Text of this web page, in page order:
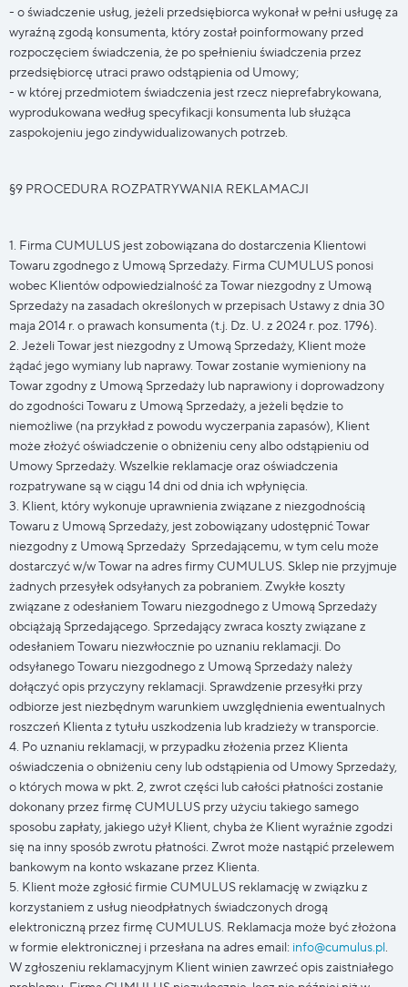
- o świadczenie usług, jeżeli przedsiębiorca wykonał w pełni usługę za
wyraźną zgodą konsumenta, który został poinformowany przed
rozpoczęciem świadczenia, że po spełnieniu świadczenia przez
przedsiębiorcę utraci prawo odstąpienia od Umowy;
- w której przedmiotem świadczenia jest rzecz nieprefabrykowana,
wyprodukowana według specyfikacji konsumenta lub służąca
zaspokojeniu jego zindywidualizowanych potrzeb.
§9 PROCEDURA ROZPATRYWANIA REKLAMACJI
1. Firma CUMULUS jest zobowiązana do dostarczenia Klientowi
Towaru zgodnego z Umową Sprzedaży. Firma CUMULUS ponosi
wobec Klientów odpowiedzialność za Towar niezgodny z Umową
Sprzedaży na zasadach określonych w przepisach Ustawy z dnia 30
maja 2014 r. o prawach konsumenta (t.j. Dz. U. z 2024 r. poz. 1796).
2. Jeżeli Towar jest niezgodny z Umową Sprzedaży, Klient może
żądać jego wymiany lub naprawy. Towar zostanie wymieniony na
Towar zgodny z Umową Sprzedaży lub naprawiony i doprowadzony
do zgodności Towaru z Umową Sprzedaży, a jeżeli będzie to
niemożliwe (na przykład z powodu wyczerpania zapasów), Klient
może złożyć oświadczenie o obniżeniu ceny albo odstąpieniu od
Umowy Sprzedaży. Wszelkie reklamacje oraz oświadczenia
rozpatrywane są w ciągu 14 dni od dnia ich wpłynięcia.
3. Klient, który wykonuje uprawnienia związane z niezgodnością
Towaru z Umową Sprzedaży, jest zobowiązany udostępnić Towar
niezgodny z Umową Sprzedaży Sprzedającemu, w tym celu może
dostarczyć w/w Towar na adres firmy CUMULUS. Sklep nie przyjmuje
żadnych przesyłek odsyłanych za pobraniem. Zwykłe koszty
związane z odesłaniem Towaru niezgodnego z Umową Sprzedaży
obciążają Sprzedającego. Sprzedający zwraca koszty związane z
odesłaniem Towaru niezwłocznie po uznaniu reklamacji. Do
odsyłanego Towaru niezgodnego z Umową Sprzedaży należy
dołączyć opis przyczyny reklamacji. Sprawdzenie przesyłki przy
odbiorze jest niezbędnym warunkiem uwzględnienia ewentualnych
roszczeń Klienta z tytułu uszkodzenia lub kradzieży w transporcie.
4. Po uznaniu reklamacji, w przypadku złożenia przez Klienta
oświadczenia o obniżeniu ceny lub odstąpienia od Umowy Sprzedaży,
o których mowa w pkt. 2, zwrot części lub całości płatności zostanie
dokonany przez firmę CUMULUS przy użyciu takiego samego
sposobu zapłaty, jakiego użył Klient, chyba że Klient wyraźnie zgodzi
się na inny sposób zwrotu płatności. Zwrot może nastąpić przelewem
bankowym na konto wskazane przez Klienta.
5. Klient może zgłosić firmie CUMULUS reklamację w związku z
korzystaniem z usług nieodpłatnych świadczonych drogą
elektroniczną przez firmę CUMULUS. Reklamacja może być złożona
w formie elektronicznej i przesłana na adres email: info@cumulus.pl.
W zgłoszeniu reklamacyjnym Klient winien zawrzeć opis zaistniałego